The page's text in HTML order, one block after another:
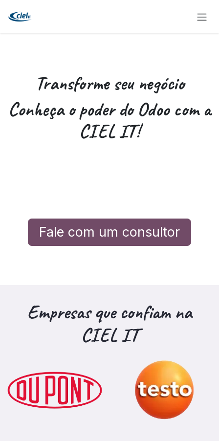
Transforme seu negócio
Conheça o poder do Odoo com a
CIEL IT!
Fale com um consultor
Empresas que confiam na
CIEL IT